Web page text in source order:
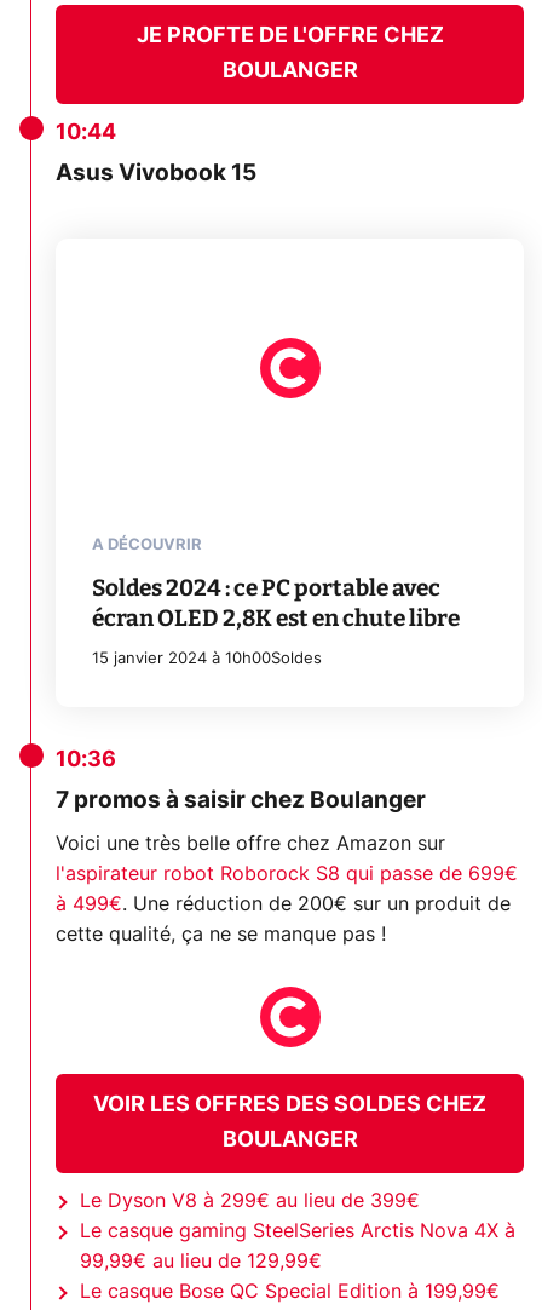
JE PROFTE DE L'OFFRE CHEZ
BOULANGER
10:44
Asus Vivobook 15
A DÉCOUVRIR
Soldes 2024 : ce PC portable avec
écran OLED 2,8K est en chute libre
15 janvier 2024 à 10h00Soldes
10:36
7 promos à saisir chez Boulanger
Voici une très belle offre chez Amazon sur
l'aspirateur robot Roborock S8 qui passe de 699€
à 499€. Une réduction de 200€ sur un produit de
cette qualité, ça ne se manque pas !
VOIR LES OFFRES DES SOLDES CHEZ
BOULANGER
Le Dyson V8 à 299€ au lieu de 399€
Le casque gaming SteelSeries Arctis Nova 4X à
99,99€ au lieu de 129,99€
Le casque Bose QC Special Edition à 199,99€